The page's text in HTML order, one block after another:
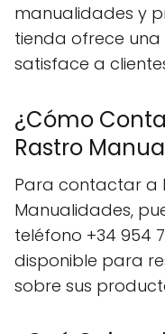
manualidades y
tienda ofrece
satisface a
¿Cómo
Rastro
Para contactar a
Manualidades,
teléfono +34 954
disponible para
sobre sus